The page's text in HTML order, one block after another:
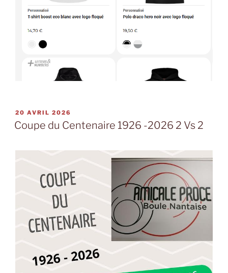
PUBLIÉ
LE
20 AVRIL 2026
Coupe du Centenaire 1926 -2026 2 Vs 2